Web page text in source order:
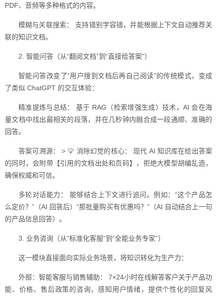
PDF、音频等多种格式的内容。
模糊与关联搜索： 支持错别字容错，并能根据上下文自动推荐关
联的知识文档。
2. 智能问答（从“翻阅文档”到“直接给答案”）
智能问答改变了“用户搜到文档后再自己阅读”的传统模式，变成
了类似 ChatGPT 的交互体验：
精准提炼与总结： 基于 RAG（检索增强生成）技术，AI 会在海
量文档中找出最相关的段落，并在几秒钟内融合成一段通顺、准确的
回答。
答案可溯源： > 💡 消除幻觉的核心： 现代 AI 知识库在给出答案
的同时，会附带【引用的文档出处和页码】，拒绝大模型胡编乱造，
确保权威和可信。
多轮对话能力： 能够结合上下文进行追问。例如：“这个产品怎
么定价？”（AI 回答后）“那批量购买有优惠吗？”（AI 自动结合上一句
的产品信息回答）。
3. 业务咨询（从“标准化客服”到“全能业务专家”）
这一模块直接面向实际业务场景，将知识转化为生产力：
外部：智能客服与销售辅助： 7×24小时在线解答客户关于产品功
能、价格、售后政策的咨询，感知用户情绪，提供个性化的回复风